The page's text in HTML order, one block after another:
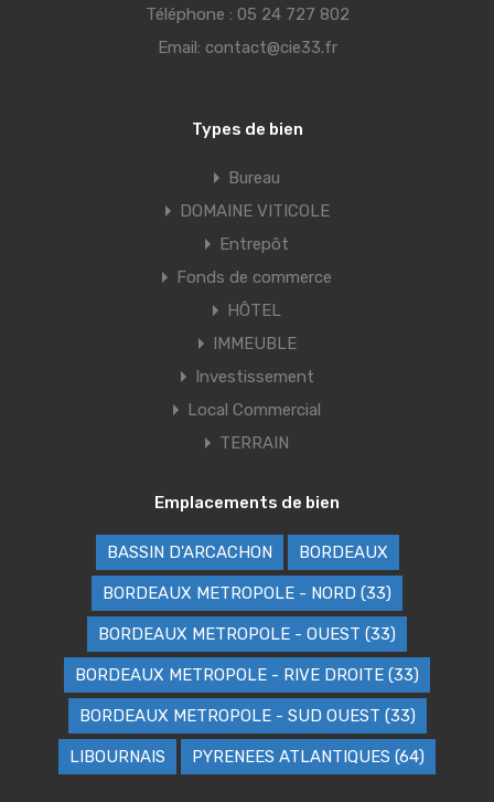
Téléphone : 05 24 727 802
Email: contact@cie33.fr
Types de bien
Bureau
DOMAINE VITICOLE
Entrepôt
Fonds de commerce
HÔTEL
IMMEUBLE
Investissement
Local Commercial
TERRAIN
Emplacements de bien
BASSIN D'ARCACHON BORDEAUX
BORDEAUX METROPOLE - NORD (33)
BORDEAUX METROPOLE - OUEST (33)
BORDEAUX METROPOLE - RIVE DROITE (33)
BORDEAUX METROPOLE - SUD OUEST (33)
LIBOURNAIS PYRENEES ATLANTIQUES (64)